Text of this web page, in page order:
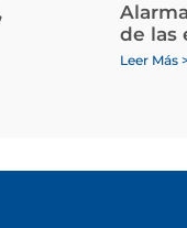
de las
Leer Más